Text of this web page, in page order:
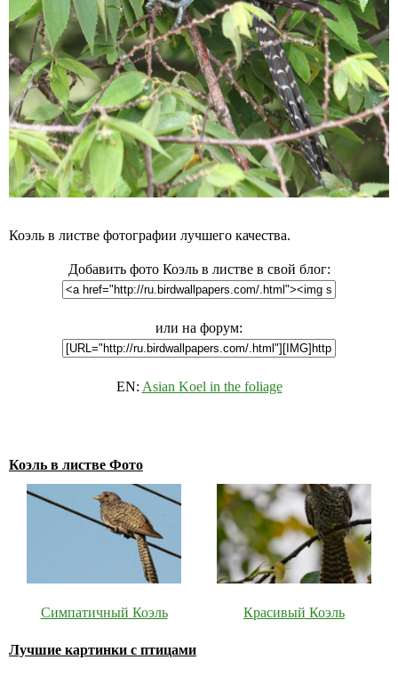
Коэль в листве фотографии лучшего качества.
Добавить фото Коэль в листве в свой блог:
или на форум:
EN: Asian Koel in the foliage
Коэль в листве Фото
Симпатичный Коэль Красивый Коэль
Лучшие картинки с птицами